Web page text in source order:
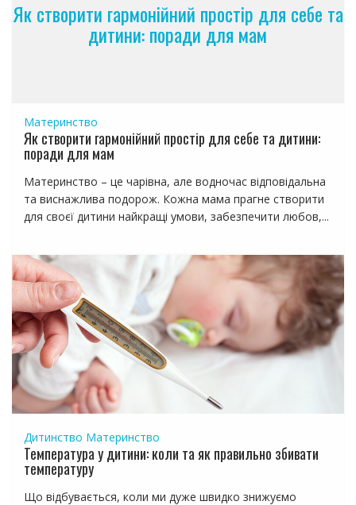
Як створити гармонійний простір для себе та
дитини: поради для мам
Материнство
Як створити гармонійний простір для себе та дитини:
поради для мам
Материнство – це чарівна, але водночас відповідальна
та виснажлива подорож. Кожна мама прагне створити
для своєї дитини найкращі умови, забезпечити любов,...
Дитинство Материнство
Температура у дитини: коли та як правильно збивати
температуру
Що відбувається, коли ми дуже швидко знижуємо